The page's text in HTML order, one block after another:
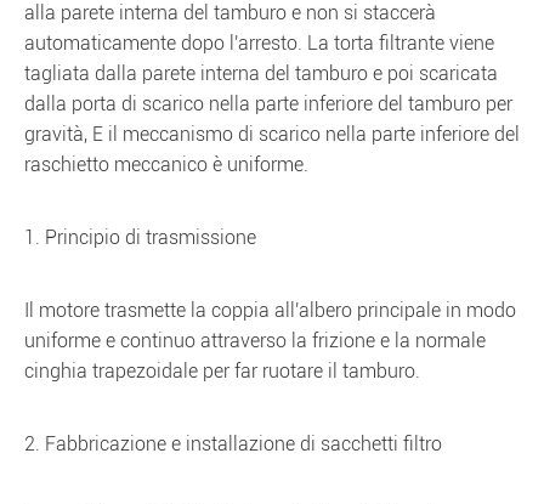
alla parete interna del tamburo e non si staccerà
automaticamente dopo l'arresto. La torta filtrante viene
tagliata dalla parete interna del tamburo e poi scaricata
dalla porta di scarico nella parte inferiore del tamburo per
gravità, E il meccanismo di scarico nella parte inferiore del
raschietto meccanico è uniforme.
1. Principio di trasmissione
Il motore trasmette la coppia all'albero principale in modo
uniforme e continuo attraverso la frizione e la normale
cinghia trapezoidale per far ruotare il tamburo.
2. Fabbricazione e installazione di sacchetti filtro